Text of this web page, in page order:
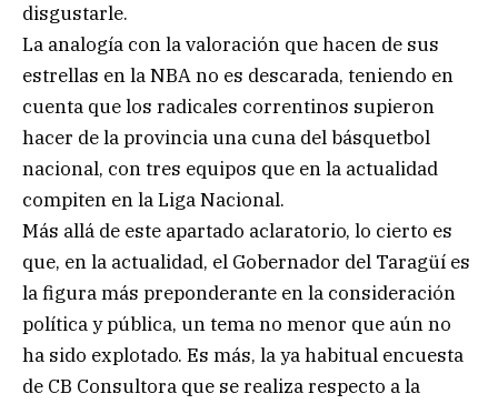
disgustarle.
La analogía con la valoración que hacen de sus
estrellas en la NBA no es descarada, teniendo en
cuenta que los radicales correntinos supieron
hacer de la provincia una cuna del básquetbol
nacional, con tres equipos que en la actualidad
compiten en la Liga Nacional.
Más allá de este apartado aclaratorio, lo cierto es
que, en la actualidad, el Gobernador del Taragüí es
la figura más preponderante en la consideración
política y pública, un tema no menor que aún no
ha sido explotado. Es más, la ya habitual encuesta
de CB Consultora que se realiza respecto a la